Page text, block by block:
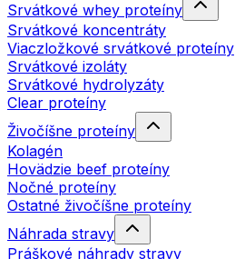
Srvátkové whey proteíny
Srvátkové koncentráty
Viaczložkové srvátkové proteíny
Srvátkové izoláty
Srvátkové hydrolyzáty
Clear proteíny
Živočíšne proteíny
Kolagén
Hovädzie beef proteíny
Nočné proteíny
Ostatné živočíšne proteíny
Náhrada stravy
Práškové náhrady stravy